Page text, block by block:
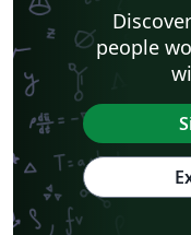
people